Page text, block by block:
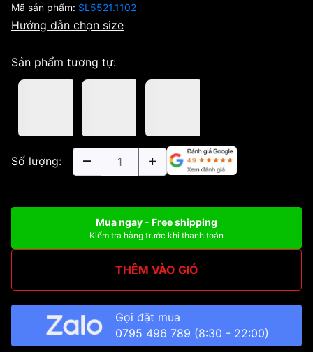
Mã sản phẩm: SL5521.1102
Hướng dẫn chọn size
Sản phẩm tương tự:
Số lượng:
Mua ngay - Free shipping
Kiểm tra hàng trước khi thanh toán
THÊM VÀO GIỎ
Gọi đặt mua
0795 496 789 (8:30 - 22:00)